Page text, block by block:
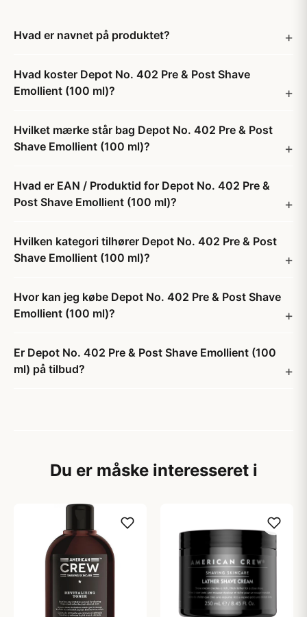
Hvad er navnet på produktet?
Hvad koster Depot No. 402 Pre & Post Shave
Emollient (100 ml)?
Hvilket mærke står bag Depot No. 402 Pre & Post
Shave Emollient (100 ml)?
Hvad er EAN / Produktid for Depot No. 402 Pre &
Post Shave Emollient (100 ml)?
Hvilken kategori tilhører Depot No. 402 Pre & Post
Shave Emollient (100 ml)?
Hvor kan jeg købe Depot No. 402 Pre & Post Shave
Emollient (100 ml)?
Er Depot No. 402 Pre & Post Shave Emollient (100
ml) på tilbud?
Du er måske interesseret i